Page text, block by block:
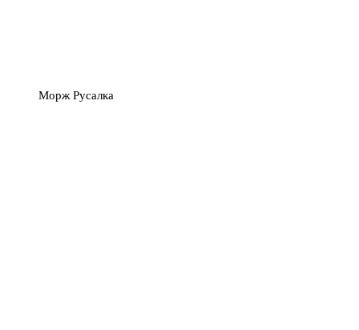
Морж Русалка